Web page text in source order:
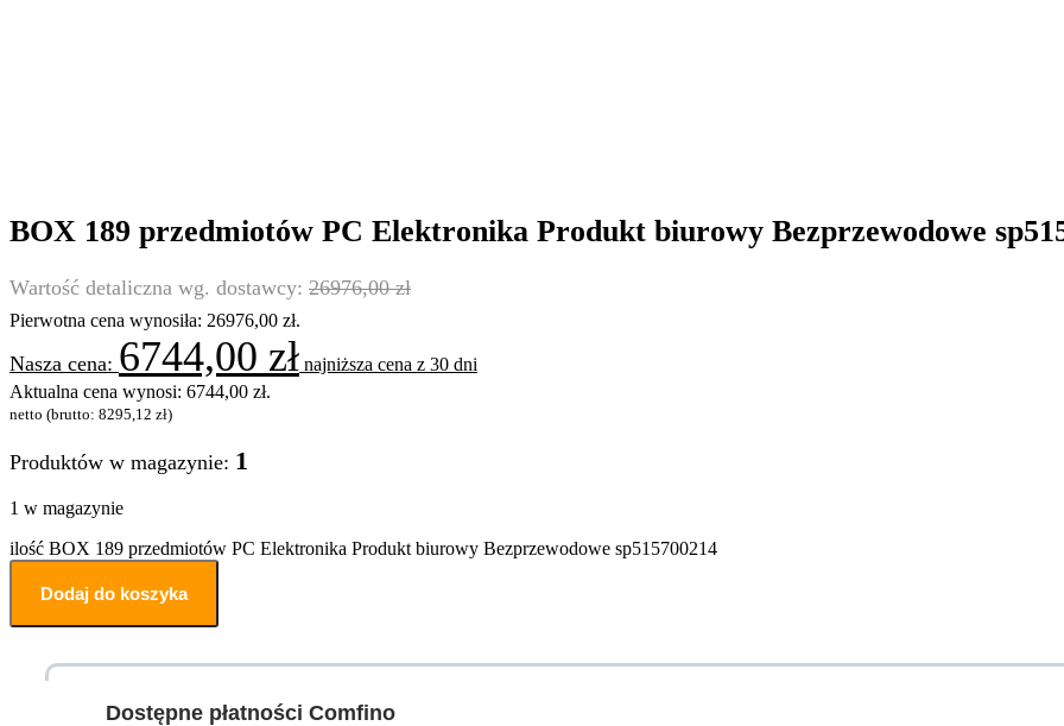
BOX 189 przedmiotów PC Elektronika Produkt biurowy Bezprzewodowe
26976,00zł
Pierwotna cena wynosiła: 26976,00 zł.
6744,00 zł najniższa cena z 30 dni
Aktualna cena wynosi: 6744,00 zł.
netto (brutto: 8295,12 zł)
Produktów w magazynie: 1
1 w magazynie
ilość BOX 189 przedmiotów PC Elektronika Produkt biurowy Bezprzewodowe sp515700214
Dodaj do koszyka
Dostępne płatności Comfino